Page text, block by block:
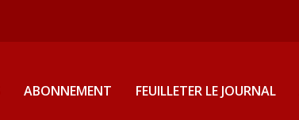
ABONNEMENT FEUILLETER LE JOURNAL